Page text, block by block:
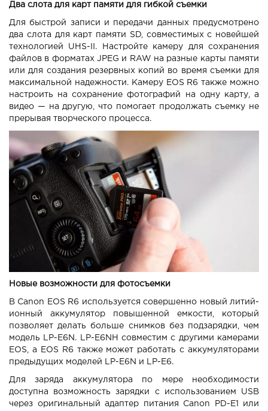
Два слота для карт памяти для гибкой съемки
Для быстрой записи и передачи данных предусмотрено
два слота для карт памяти SD, совместимых с новейшей
технологией UHS-II. Настройте камеру для сохранения
файлов в форматах JPEG и RAW на разные карты памяти
или для создания резервных копий во время съемки для
максимальной надежности. Камеру EOS R6 также можно
настроить на сохранение фотографий на одну карту, а
видео — на другую, что помогает продолжать съемку не
прерывая творческого процесса.
Новые возможности для фотосъемки
В Canon EOS R6 используется совершенно новый литий-
ионный аккумулятор повышенной емкости, который
позволяет делать больше снимков без подзарядки, чем
модель LP-E6N. LP-E6NH совместим с другими камерами
EOS, а EOS R6 также может работать с аккумуляторами
предыдущих моделей LP-E6N и LP-E6.
Для заряда аккумулятора по мере необходимости
доступна возможность зарядки с использованием USB
через оригинальный адаптер питания Canon PD-E1 или